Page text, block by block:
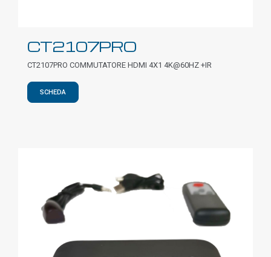
CT2107PRO
CT2107PRO COMMUTATORE HDMI 4X1 4K@60HZ +IR
SCHEDA